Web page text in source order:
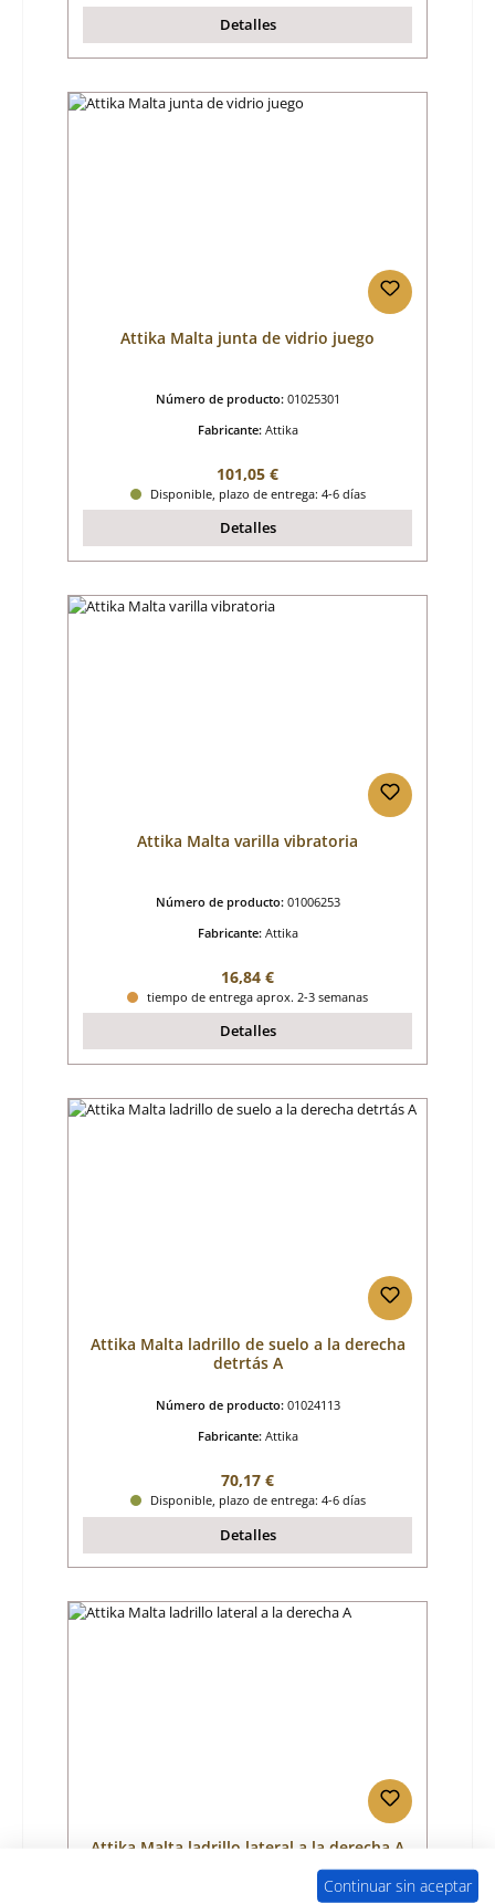
Detalles
Attika Malta junta de vidrio juego
Número de producto: 01025301
Fabricante: Attika
Precio normal:
101,05 €
Disponible, plazo de entrega: 4-6 días
Detalles
Attika Malta varilla vibratoria
Número de producto: 01006253
Fabricante: Attika
Precio normal:
16,84 €
tiempo de entrega aprox. 2-3 semanas
Detalles
Attika Malta ladrillo de suelo a la derecha
detrtás A
Número de producto: 01024113
Fabricante: Attika
Precio normal:
70,17 €
Disponible, plazo de entrega: 4-6 días
Detalles
Attika Malta ladrillo lateral a la derecha A
Continuar sin aceptar